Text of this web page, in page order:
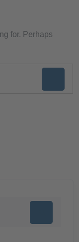
for. Perhaps